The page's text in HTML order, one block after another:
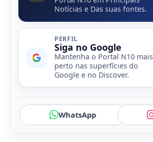
Notícias e Das suas fontes.
PERFIL
Siga no Google
Mantenha o Portal N10 mais
perto nas superfícies do
Google e no Discover.
WhatsApp